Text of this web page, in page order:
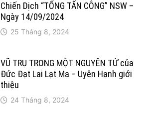
Chiến Dịch “TỔNG TẤN CÔNG” NSW –
Ngày 14/09/2024
25 Tháng 8, 2024
VŨ TRỤ TRONG MỘT NGUYÊN TỬ của
Đức Đạt Lai Lạt Ma – Uyên Hạnh giới
thiệu
24 Tháng 8, 2024